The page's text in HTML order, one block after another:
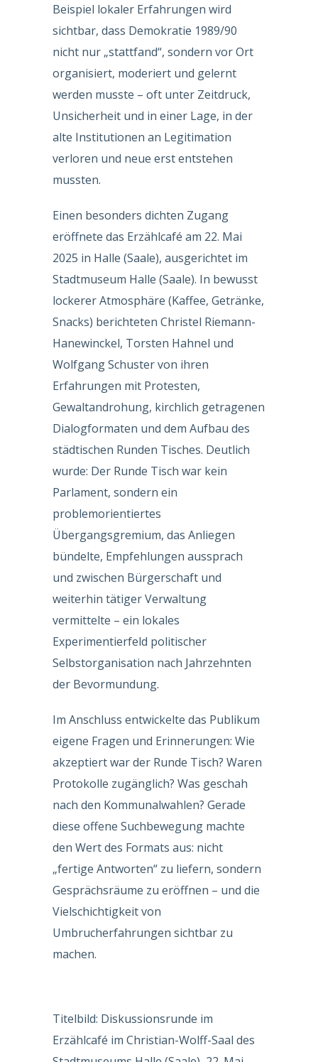
Beispiel lokaler Erfahrungen wird
sichtbar, dass Demokratie 1989/90
nicht nur „stattfand“, sondern vor Ort
organisiert, moderiert und gelernt
werden musste – oft unter Zeitdruck,
Unsicherheit und in einer Lage, in der
alte Institutionen an Legitimation
verloren und neue erst entstehen
mussten.
Einen besonders dichten Zugang
eröffnete das Erzählcafé am 22. Mai
2025 in Halle (Saale), ausgerichtet im
Stadtmuseum Halle (Saale). In bewusst
lockerer Atmosphäre (Kaffee, Getränke,
Snacks) berichteten Christel Riemann-
Hanewinckel, Torsten Hahnel und
Wolfgang Schuster von ihren
Erfahrungen mit Protesten,
Gewaltandrohung, kirchlich getragenen
Dialogformaten und dem Aufbau des
städtischen Runden Tisches. Deutlich
wurde: Der Runde Tisch war kein
Parlament, sondern ein
problemorientiertes
Übergangsgremium, das Anliegen
bündelte, Empfehlungen aussprach
und zwischen Bürgerschaft und
weiterhin tätiger Verwaltung
vermittelte – ein lokales
Experimentierfeld politischer
Selbstorganisation nach Jahrzehnten
der Bevormundung.
Im Anschluss entwickelte das Publikum
eigene Fragen und Erinnerungen: Wie
akzeptiert war der Runde Tisch? Waren
Protokolle zugänglich? Was geschah
nach den Kommunalwahlen? Gerade
diese offene Suchbewegung machte
den Wert des Formats aus: nicht
„fertige Antworten“ zu liefern, sondern
Gesprächsräume zu eröffnen – und die
Vielschichtigkeit von
Umbrucherfahrungen sichtbar zu
machen.
Titelbild: Diskussionsrunde im
Erzählcafé im Christian-Wolff-Saal des